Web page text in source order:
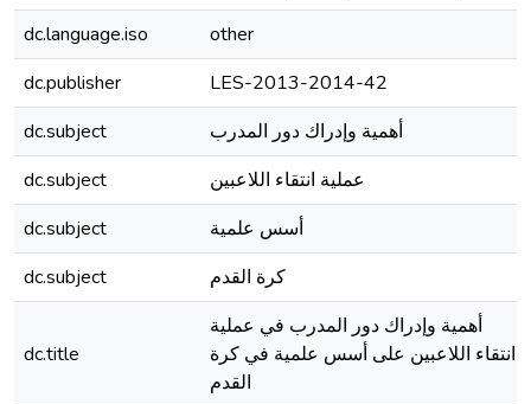
dc.language.iso
other
dc.publisher
LES-2013-2014-42
dc.subject
أهمية وإدراك دور المدرب
dc.subject
عملية انتقاء اللاعبين
dc.subject
أسس علمية
dc.subject
كرة القدم
dc.title
أهمية وإدراك دور المدرب في عملية
انتقاء اللاعبين على أسس علمية في كرة
القدم